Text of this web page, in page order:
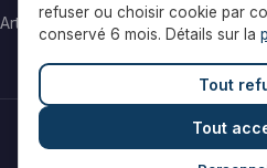
Artisans par ville
© 2026 Reflets & Matières
Mentions légales
refuser ou choisir cookie par
conservé 6 mois. Détails sur la
Tout
Tout